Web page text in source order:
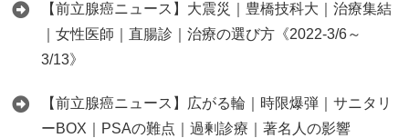
【前立腺癌ニュース】大震災｜豊橋技科大｜治療集結
｜女性医師｜直腸診｜治療の選び方《2022-3/6～
3/13》
【前立腺癌ニュース】広がる輪｜時限爆弾｜サニタリ
ーBOX｜PSAの難点｜過剰診療｜著名人の影響